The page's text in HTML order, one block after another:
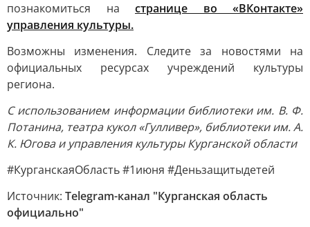
познакомиться на странице во «ВКонтакте»
управления культуры.
Возможны изменения. Следите за новостями на
официальных ресурсах учреждений культуры
региона.
С использованием информации библиотеки им. В. Ф.
Потанина, театра кукол «Гулливер», библиотеки им. А.
К. Югова и управления культуры Курганской области
#КурганскаяОбласть #1июня #Деньзащитыдетей
Источник: Telegram-канал "Курганская область
официально"